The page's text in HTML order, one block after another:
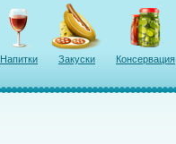
Напитки Закуски Консервация